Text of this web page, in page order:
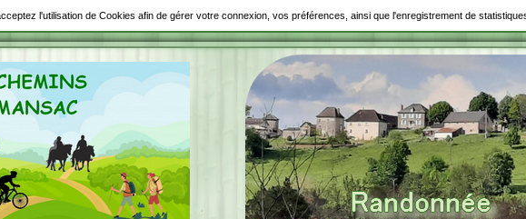
l'utilisation de Cookies afin de gérer votre connexion, vos préférences, ainsi que l'enregistrement de